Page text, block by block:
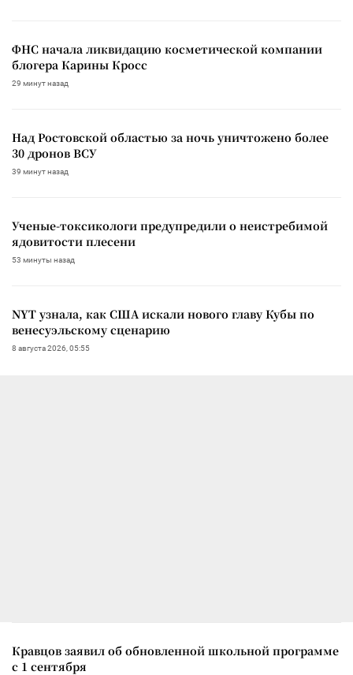
ФНС начала ликвидацию косметической компании
блогера Карины Кросс
29 минут назад
Над Ростовской областью за ночь уничтожено более
30 дронов ВСУ
39 минут назад
Ученые-токсикологи предупредили о неистребимой
ядовитости плесени
53 минуты назад
NYT узнала, как США искали нового главу Кубы по
венесуэльскому сценарию
8 августа 2026, 05:55
Кравцов заявил об обновленной школьной программе
с 1 сентября